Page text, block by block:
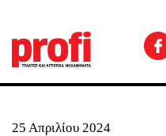
25 Απριλίου 2024